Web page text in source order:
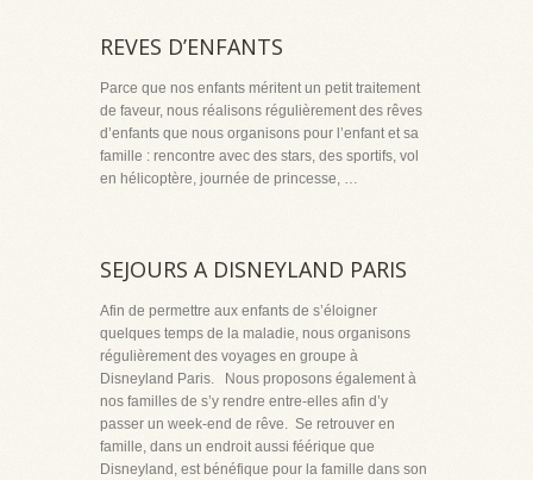
REVES D’ENFANTS
Parce que nos enfants méritent un petit traitement
de faveur, nous réalisons régulièrement des rêves
d’enfants que nous organisons pour l’enfant et sa
famille : rencontre avec des stars, des sportifs, vol
en hélicoptère, journée de princesse, …
SEJOURS A DISNEYLAND PARIS
Afin de permettre aux enfants de s’éloigner
quelques temps de la maladie, nous organisons
régulièrement des voyages en groupe à
Disneyland Paris. Nous proposons également à
nos familles de s’y rendre entre-elles afin d’y
passer un week-end de rêve. Se retrouver en
famille, dans un endroit aussi féérique que
Disneyland, est bénéfique pour la famille dans son